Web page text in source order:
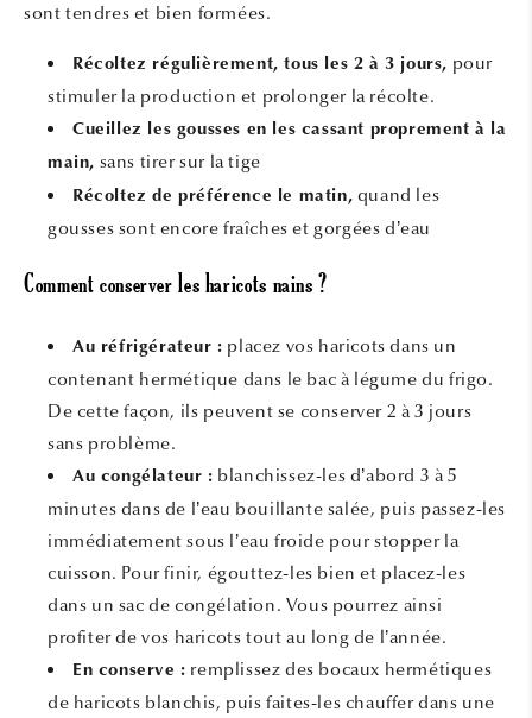
sont tendres et bien formées.
Récoltez régulièrement, tous les 2 à 3 jours, pour
stimuler la production et prolonger la récolte.
Cueillez les gousses en les cassant proprement à la
main, sans tirer sur la tige
Récoltez de préférence le matin, quand les
gousses sont encore fraîches et gorgées d’eau
Comment conserver les haricots nains ?
Au réfrigérateur : placez vos haricots dans un
contenant hermétique dans le bac à légume du frigo.
De cette façon, ils peuvent se conserver 2 à 3 jours
sans problème.
Au congélateur : blanchissez-les d’abord 3 à 5
minutes dans de l’eau bouillante salée, puis passez-les
immédiatement sous l’eau froide pour stopper la
cuisson. Pour finir, égouttez-les bien et placez-les
dans un sac de congélation. Vous pourrez ainsi
profiter de vos haricots tout au long de l’année.
En conserve : remplissez des bocaux hermétiques
de haricots blanchis, puis faites-les chauffer dans une